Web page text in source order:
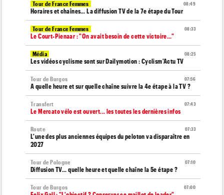
08:49
Tour de France Femmes
Horaires et chaînes… La diffusion TV de la 7e étape du Tour
08:33
Tour de France Femmes
Le Court-Pienaar : "On avait besoin de cette victoire..."
08:25
Média
Les vidéos cyclisme sont sur Dailymotion : Cyclism'Actu TV
07:56
Tour de Burgos
A quelle heure et sur quelle chaîne suivre la 4e étape à la TV ?
07:43
Transfert
Le Mercato vélo est ouvert... les toutes les dernières infos
07:33
Route
L'une des plus anciennes équipes du peloton va disparaître en
2027
07:10
Tour de Pologne
Diffusion TV... quelle heure et quelle chaîne la 5e étape ?
07:00
Tour de Burgos